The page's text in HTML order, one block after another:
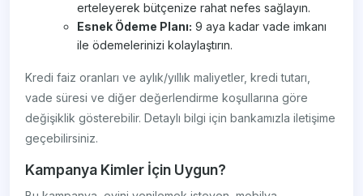
erteleyerek bütçenize rahat nefes sağlayın.
Esnek Ödeme Planı: 9 aya kadar vade imkanı
ile ödemelerinizi kolaylaştırın.
Kredi faiz oranları ve aylık/yıllık maliyetler, kredi tutarı,
vade süresi ve diğer değerlendirme koşullarına göre
değişiklik gösterebilir. Detaylı bilgi için bankamızla iletişime
geçebilirsiniz.
Kampanya Kimler İçin Uygun?